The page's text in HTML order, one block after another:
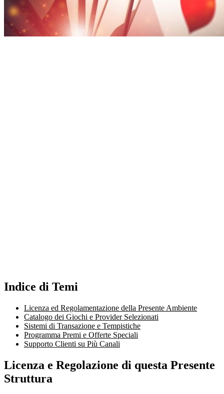
Indice di Temi
Licenza ed Regolamentazione della Presente Ambiente
Catalogo dei Giochi e Provider Selezionati
Sistemi di Transazione e Tempistiche
Programma Premi e Offerte Speciali
Supporto Clienti su Più Canali
Licenza e Regolazione di questa Presente
Struttura